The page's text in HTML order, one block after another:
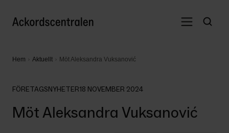
Hem Aktuellt Möt Aleksandra Vuksanović
FÖRETAGSNYHETER18 NOVEMBER 2024
Möt Aleksandra Vuksanović